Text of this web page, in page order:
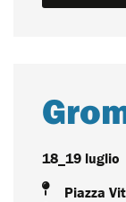
18_19 luglio
Piazza